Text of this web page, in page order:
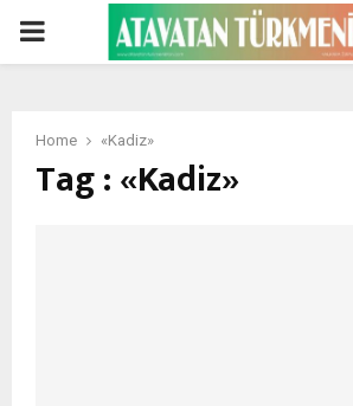
PRIMARY
Home «Kadiz»
Tag : «Kadiz»